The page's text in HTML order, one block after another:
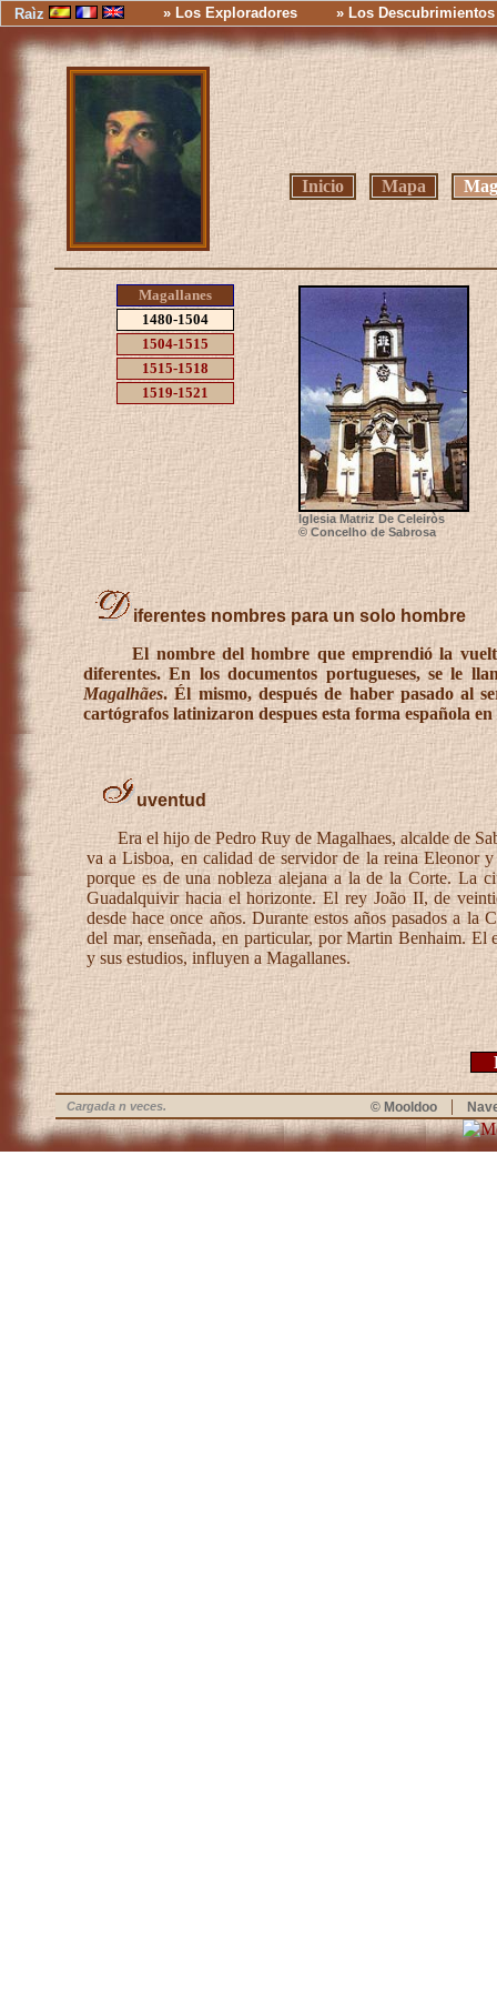
Raìz » Los Exploradores » Los Descubrimientos
Inicio Mapa
Magallanes
1480-1504
1504-1515
1515-1518
1519-1521
Iglesia Matriz De Celeiròs
© Concelho de Sabrosa
iferentes nombres para un solo hombre
El nombre del hombre que emprendió la vuelta
diferentes. En los documentos portugueses, se le
Magalhães. Él mismo, después de haber pasado al
cartógrafos latinizaron despues esta forma española en
uventud
Era el hijo de Pedro Ruy de Magalhaes, alcalde de
va a Lisboa, en calidad de servidor de la reina Eleonor
porque es de una nobleza alejana a la de la Corte. La
Guadalquivir hacia el horizonte. El rey João II, de
desde hace once años. Durante estos años pasados a la
del mar, enseñada, en particular, por Martin Benhaim. El
y sus estudios, influyen a Magallanes.
Cargada n veces. © Mooldoo |